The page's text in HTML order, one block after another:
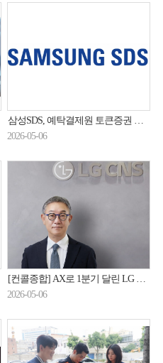
삼성SDS, 예탁결제원 토큰증권 플랫폼 구축 사업 수주
2026-05-06
[컨콜종합] AX로 1분기 달린 LG CNS, 로봇·금융·해외 '전선 확대'
2026-05-06